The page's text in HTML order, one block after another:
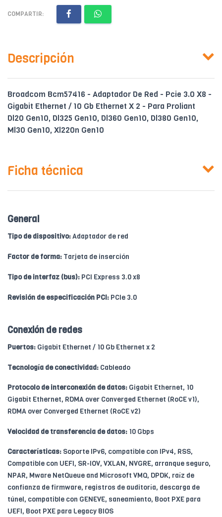
COMPARTIR:
Descripción
Broadcom Bcm57416 - Adaptador De Red - Pcie 3.0 X8 -
Gigabit Ethernet / 10 Gb Ethernet X 2 - Para Proliant
Dl20 Gen10, Dl325 Gen10, Dl360 Gen10, Dl380 Gen10,
Ml30 Gen10, Xl220n Gen10
Ficha técnica
General
Tipo de dispositivo:Adaptador de red
Factor de forma: Tarjeta de inserción
Tipo de interfaz (bus): PCI Express 3.0 x8
Revisión de especificación PCI: PCIe 3.0
Conexión de redes
Puertos: Gigabit Ethernet / 10 Gb Ethernet x 2
Tecnología de conectividad: Cableado
Protocolo de interconexión de datos: Gigabit Ethernet, 10
Gigabit Ethernet, RDMA over Converged Ethernet (RoCE v1),
RDMA over Converged Ethernet (RoCE v2)
Velocidad de transferencia de datos: 10 Gbps
Características: Soporte IPv6, compatible con IPv4, RSS,
Compatible con UEFI, SR-IOV, VXLAN, NVGRE, arranque seguro,
NPAR, Mware NetQueue and Microsoft VMQ, DPDK, raíz de
confianza de firmware, registros de auditoría, descarga de
túnel, compatible con GENEVE, saneamiento, Boot PXE para
UEFI, Boot PXE para Legacy BIOS